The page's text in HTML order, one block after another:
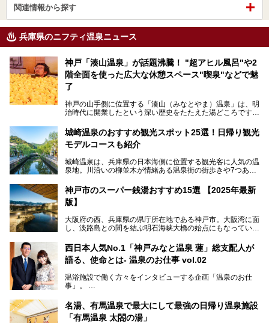
関連情報から探す
兵庫県のニフティ温泉ニュース
神戸「湊山温泉」が話題沸騰！ "超アヒル風呂"や2
階全面を使った広大な休憩スペース"喫泉"などで魅
了
神戸の山手側に位置する「湊山（みなとやま）温泉」は、明
治時代に開業したという深い歴史をたたえた湯どころです。
っぱいに浮かぶアヒルちゃん。さらに、ゆったりくつろげて
コワーキングも可能な休憩スペースも人気に。斬新な企画や
設備で人々をアッと驚かせる湊山温泉の魅力をリポートしま
城崎温泉のおすすめ観光スポット25選！日帰り観光
モデルコースも紹介
城崎温泉は、兵庫県の日本海側に位置する観光客に人気の温
泉地。川沿いの柳並木が情緒ある温泉街の街歩きや7つある
られています。鉄道の駅から温泉街が近く、歩いて回るのに
ちょうどよい規模で、日帰りでの訪問にもおすすめです。
の観光スポットをピックアップ。温泉やご当地グルメなどを
盛り込んだ日帰り観光モデルコースも紹介しているので、ぜ
神戸市のスーパー銭湯おすすめ15選 【2025年最新
版】
大阪府の西、兵庫県の県庁所在地である神戸市。大阪湾に面
し、淡路島との間を結ぶ明石海峡大橋の始点にもなっていま
華街をはじめ、きらびやかに発展したハーバーランドなど、
人気観光スポットもめじろ押しです。
そして、温泉好きの視点から見ると、神戸市といえば何とい
湯です。そのお湯をリーズナブルに体験できる健康ランドや
スーパー銭湯があったら……。今回はそんな希望に沿う施設
きます！
西日本人気No.1「神戸みなと温泉 蓮」総支配人が
語る、使命とは- 温泉のお仕事 vol.02
温浴施設で働く方々をインタビューする企画「温泉のお仕
事」。
ング西日本1位、2年連続「ベストオブ宿泊賞」に輝いた
「神戸みなと温泉 蓮」の魅力に迫りました！
名湯、有馬温泉で最大にして最強の日帰り温泉施設
「有馬温泉 太閤の湯」